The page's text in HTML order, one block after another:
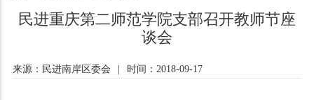
民进重庆第二师范学院支部召开教师节座
谈会
来源：民进南岸区委会 时间：2018-09-17